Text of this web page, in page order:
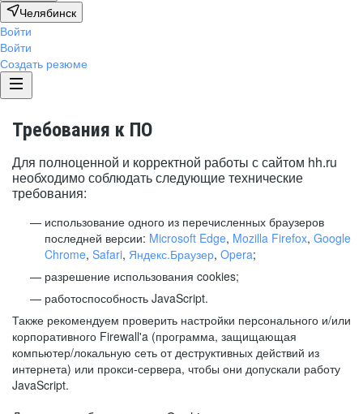
Челябинск
Войти
Войти
Создать резюме
Требования к ПО
Для полноценной и корректной работы с сайтом hh.ru
необходимо соблюдать следующие технические
требования:
использование одного из перечисленных браузеров
последней версии: Microsoft Edge, Mozilla Firefox, Google
Chrome, Safari, Яндекс.Браузер, Opera;
разрешение использования cookies;
работоспособность JavaScript.
Также рекомендуем проверить настройки персонального и/или
корпоративного Firewall'a (программа, защищающая
компьютер/локальную сеть от деструктивных действий из
интернета) или прокси-сервера, чтобы они допускали работу
JavaScript.